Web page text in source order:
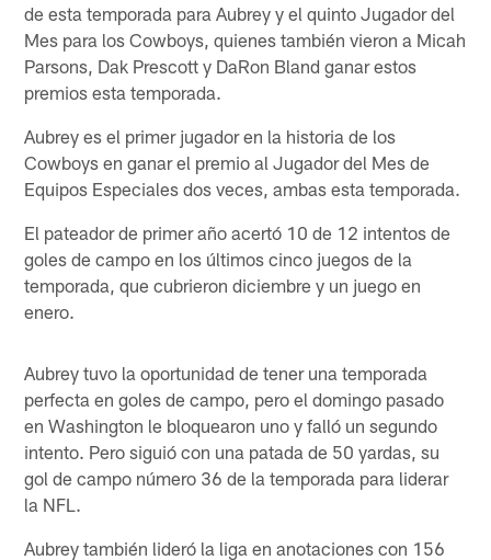
de esta temporada para Aubrey y el quinto Jugador del
Mes para los Cowboys, quienes también vieron a Micah
Parsons, Dak Prescott y DaRon Bland ganar estos
premios esta temporada.
Aubrey es el primer jugador en la historia de los
Cowboys en ganar el premio al Jugador del Mes de
Equipos Especiales dos veces, ambas esta temporada.
El pateador de primer año acertó 10 de 12 intentos de
goles de campo en los últimos cinco juegos de la
temporada, que cubrieron diciembre y un juego en
enero.
Aubrey tuvo la oportunidad de tener una temporada
perfecta en goles de campo, pero el domingo pasado
en Washington le bloquearon uno y falló un segundo
intento. Pero siguió con una patada de 50 yardas, su
gol de campo número 36 de la temporada para liderar
la NFL.
Aubrey también lideró la liga en anotaciones con 156